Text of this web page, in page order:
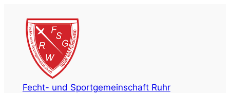
Inhalt
springen
Fecht- und Sportgemeinschaft Ruhr